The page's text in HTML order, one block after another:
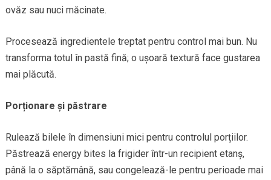
ovăz sau nuci măcinate.
Procesează ingredientele treptat pentru control mai bun. Nu
transforma totul în pastă fină; o ușoară textură face gustarea
mai plăcută.
Porționare și păstrare
Rulează bilele în dimensiuni mici pentru controlul porțiilor.
Păstrează energy bites la frigider într-un recipient etanș,
până la o săptămână, sau congelează-le pentru perioade mai